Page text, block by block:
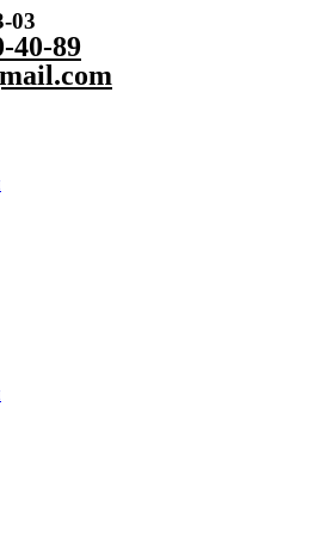
03
40-89